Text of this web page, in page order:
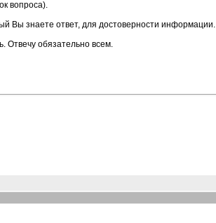
вопроса).
Вы знаете ответ, для достоверности информации.
Отвечу обязательно всем.